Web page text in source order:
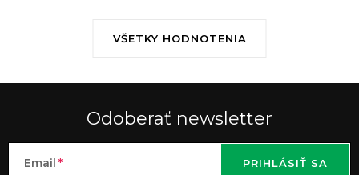
VŠETKY HODNOTENIA
Odoberať newsletter
Email PRIHLÁSIŤ SA